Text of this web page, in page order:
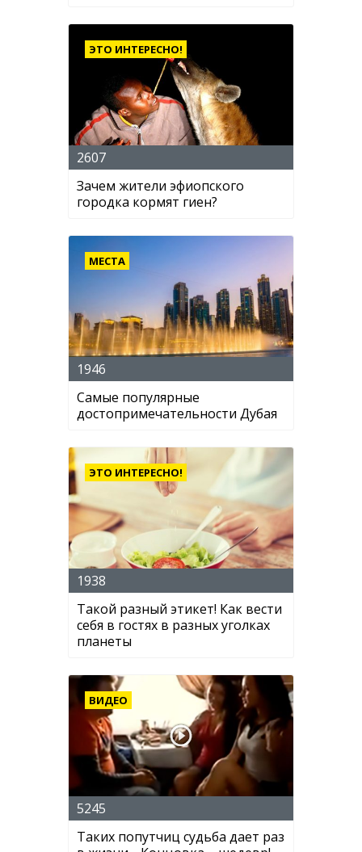
ЭТО ИНТЕРЕСНО!
2607
Зачем жители эфиопского
городка кормят гиен?
МЕСТА
1946
Самые популярные
достопримечательности Дубая
ЭТО ИНТЕРЕСНО!
1938
Такой разный этикет! Как вести
себя в гостях в разных уголках
планеты
ВИДЕО
5245
Таких попутчиц судьба дает раз